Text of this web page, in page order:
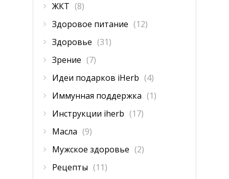
ЖКТ (8)
Здоровое питание (12)
Здоровье (31)
Зрение (7)
Идеи подарков iHerb (4)
Иммунная поддержка (1)
Инструкции iherb (17)
Масла (9)
Мужское здоровье (2)
Рецепты (11)